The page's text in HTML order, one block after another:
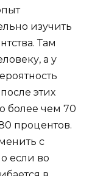
изучить
Там
а у
этих
более чем 70
процентов.
с
если во